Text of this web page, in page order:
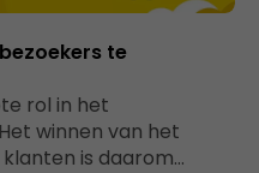
te
rol in het
winnen van het
is daarom…